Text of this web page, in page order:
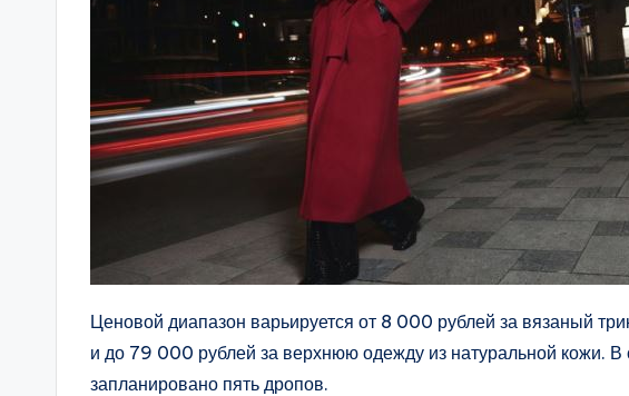
Ценовой диапазон варьируется от 8 000 рублей за вязаный
и до 79 000 рублей за верхнюю одежду из натуральной кожи.
запланировано пять дропов.